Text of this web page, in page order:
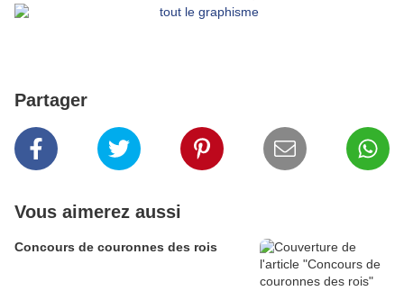
Partager
Vous aimerez aussi
Concours de couronnes des rois